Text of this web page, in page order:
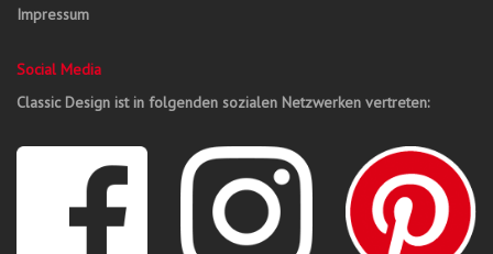
Impressum
Social Media
Classic Design ist in folgenden sozialen Netzwerken vertreten: